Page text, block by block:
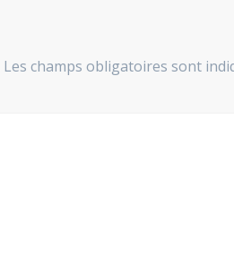
Les champs obligatoires sont